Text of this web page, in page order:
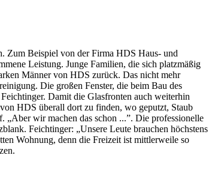
Zum Beispiel von der Firma HDS Haus- und
Leistung. Junge Familien, die sich platzmäßig
Männer von HDS zurück. Das nicht mehr
Die großen Fenster, die beim Bau des
Damit die Glasfronten auch weiterhin
HDS überall dort zu finden, wo geputzt, Staub
„Aber wir machen das schon ...”. Die professionelle
Feichtinger: „Unsere Leute brauchen höchstens
Wohnung, denn die Freizeit ist mittlerweile so